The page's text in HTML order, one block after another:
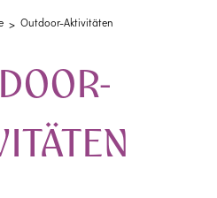
Outdoor-Aktivitäten